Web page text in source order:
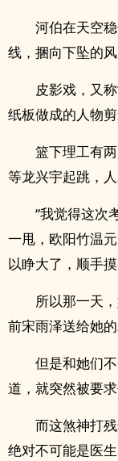
河伯在天空
线，捆向下坠的风
皮影戏，又
纸板做成的人物
篮下理工有
等龙兴宇起跳，
“我觉得这次
一甩，欧阳竹温
以睁大了，顺手摸
所以那一天
前宋雨泽送给她的
但是和她们
道，就突然被要
而这煞神打
绝对不可能是医